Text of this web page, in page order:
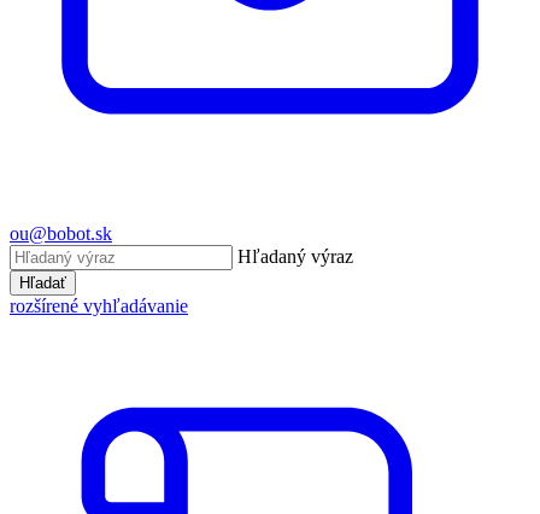
ou@bobot.sk
Hľadaný výraz
Hľadať
rozšírené vyhľadávanie